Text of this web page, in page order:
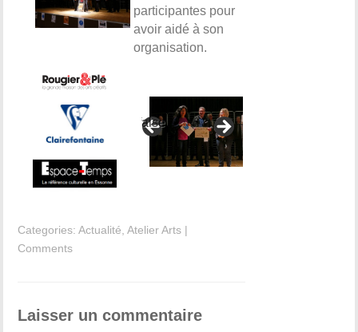
participantes pour
avoir aidé à son
organisation.
false
Categories:Actualité ,Atelier Arts |
Comments
Laisser un commentaire